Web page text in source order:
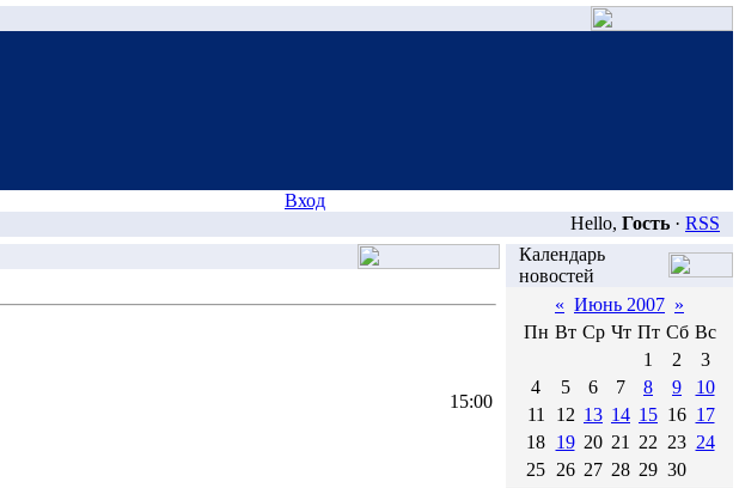
Вход
Hello, Гость · RSS
15:00
Календарь
новостей
« Июнь 2007 »
Пн Вт Ср Чт Пт Сб Вс
1
2
3
4
5 6 7 8 9
10
11
12 13 14 15 16 17
18 19 20 21 22 23 24
25 26 27 28 29 30